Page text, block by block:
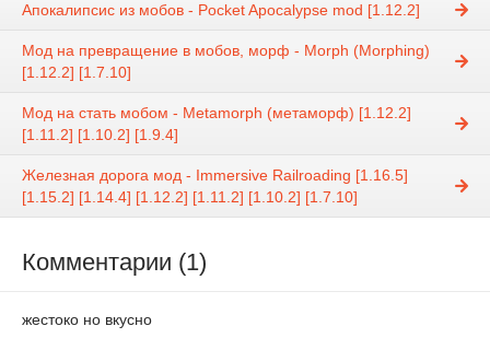
Апокалипсис из мобов - Pocket Apocalypse mod [1.12.2]
Мод на превращение в мобов, морф - Morph (Morphing)
[1.12.2] [1.7.10]
Мод на стать мобом - Metamorph (метаморф) [1.12.2]
[1.11.2] [1.10.2] [1.9.4]
Железная дорога мод - Immersive Railroading [1.16.5]
[1.15.2] [1.14.4] [1.12.2] [1.11.2] [1.10.2] [1.7.10]
Комментарии (1)
жестоко но вкусно